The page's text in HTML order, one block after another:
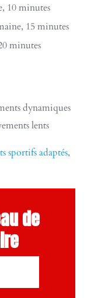
10 minutes
15 minutes
minutes
dynamiques
lents
sportifs adaptés,
de